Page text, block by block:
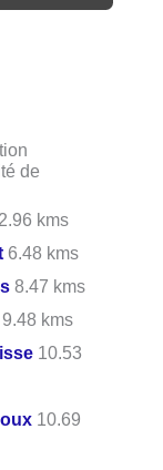
de
2.96 kms
6.48 kms
8.47 kms
9.48 kms
10.53
10.69